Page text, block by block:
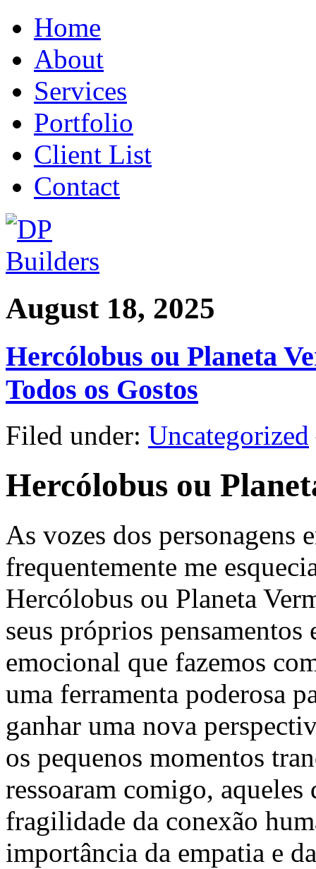
Home
About
Services
Portfolio
Client List
Contact
August 18, 2025
Hercólobus ou Planeta
Todos os Gostos
Filed under: Uncategorized
Hercólobus ou
As vozes dos personagens
frequentemente me
Hercólobus ou Planeta
seus próprios
emocional que fazemos
uma ferramenta poderosa
ganhar uma nova
os pequenos momentos
ressoaram comigo, aqueles
fragilidade da conexão
importância da empatia e